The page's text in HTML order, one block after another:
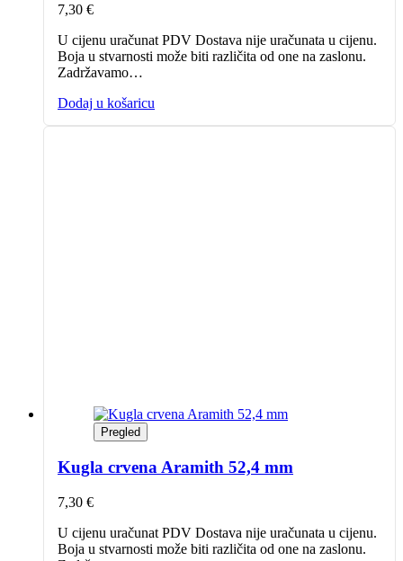
7,30 €
U cijenu uračunat PDV Dostava nije uračunata u cijenu.
Boja u stvarnosti može biti različita od one na zaslonu.
Zadržavamo…
Dodaj u košaricu
Pregled
Kugla crvena Aramith 52,4 mm
7,30 €
U cijenu uračunat PDV Dostava nije uračunata u cijenu.
Boja u stvarnosti može biti različita od one na zaslonu.